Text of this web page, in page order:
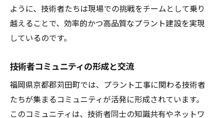
ように、技術者たちは現場での挑戦をチームとして乗り
越えることで、効率的かつ高品質なプラント建設を実現
しているのです。
技術者コミュニティの形成と交流
福岡県京都郡苅田町では、プラント工事に関わる技術者
たちが集まるコミュニティが活発に形成されています。
このコミュニティは、技術者同士の知識共有やネットワ